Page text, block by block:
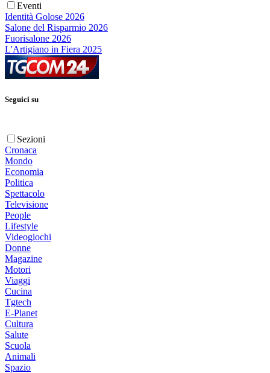
Eventi
Identità Golose 2026
Salone del Risparmio 2026
Fuorisalone 2026
L'Artigiano in Fiera 2025
Seguici su
Sezioni
Cronaca
Mondo
Economia
Politica
Spettacolo
Televisione
People
Lifestyle
Videogiochi
Donne
Magazine
Motori
Viaggi
Cucina
Tgtech
E-Planet
Cultura
Salute
Scuola
Animali
Spazio